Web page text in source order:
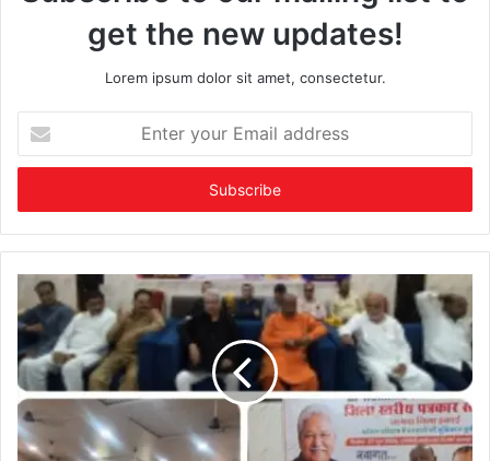
get the new updates!
Lorem ipsum dolor sit amet, consectetur.
your
Email